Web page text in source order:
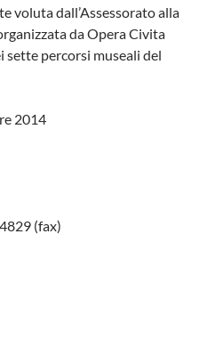
voluta dall’Assessorato alla
da Opera Civita
sette percorsi museali del
2014
(fax)